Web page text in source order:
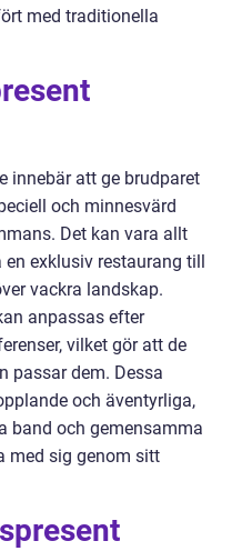
med traditionella
innebär att ge brudparet
och minnesvärd
Det kan vara allt
exklusiv restaurang till
vackra landskap.
anpassas efter
vilket gör att de
passar dem. Dessa
och äventyrliga,
band och gemensamma
med sig genom sitt